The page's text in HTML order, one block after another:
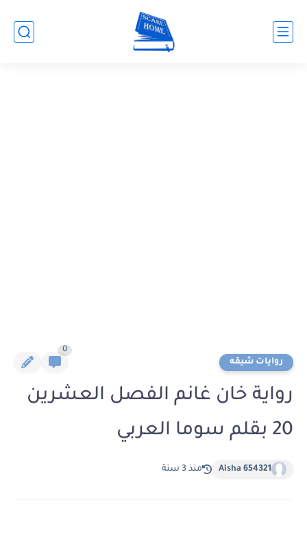
روايات شيقه
0
رواية خان غانم الفصل العشرين
20 بقلم سوما العربي
Aisha 654321 منذ 3 سنة